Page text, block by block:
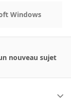
Windows
nouveau sujet